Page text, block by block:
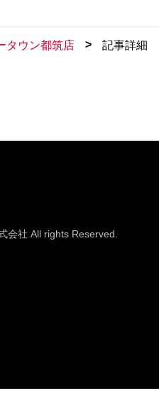
タウン都筑店 > 記事詳細
会社 All rights Reserved.